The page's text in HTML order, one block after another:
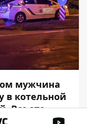
мужчина
в котельной
Все это